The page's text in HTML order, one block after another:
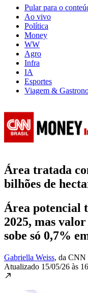
Pular para o
Ao vivo
Política
Money
WW
Agro
Infra
IA
Esportes
Viagem &
Área tratada
bilhões de
Área potencial
2025, mas
sobe só 0,7%
Gabriella Weiss, da CNN
Atualizado 15/05/26 às